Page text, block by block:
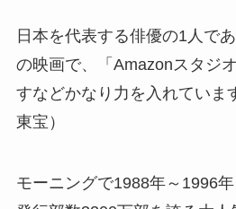
日本を代表する俳優の1人で
の映画で、「Amazonスタジ
すなどかなり力を入れていま
東宝）
モーニングで1988年～1996